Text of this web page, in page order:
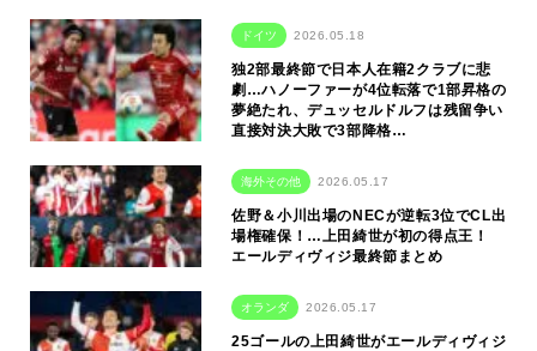
ドイツ 2026.05.18
独2部最終節で日本人在籍2クラブに悲
劇…ハノーファーが4位転落で1部昇格の
夢絶たれ、デュッセルドルフは残留争い
直接対決大敗で3部降格…
海外その他 2026.05.17
佐野＆小川出場のNECが逆転3位でCL出
場権確保！…上田綺世が初の得点王！
エールディヴィジ最終節まとめ
オランダ 2026.05.17
25ゴールの上田綺世がエールディヴィジ